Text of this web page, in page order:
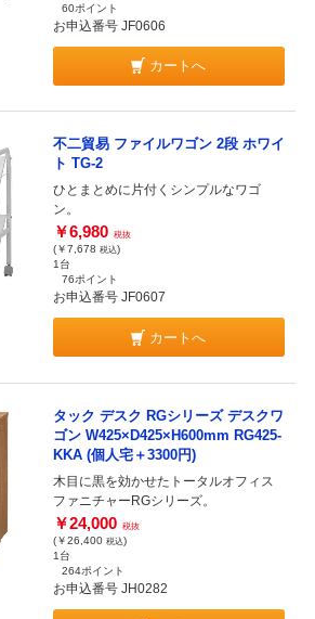
60ポイント
お申込番号 JF0606
カートへ
不二貿易 ファイルワゴン 2段 ホワイ
ト TG-2
ひとまとめに片付くシンプルなワゴ
ン。
￥6,980 税抜
(￥7,678 税込)
1台
76ポイント
お申込番号 JF0607
カートへ
タック デスク RGシリーズ デスクワ
ゴン W425×D425×H600mm RG425-
KKA (個人宅＋3300円)
木目に黒を効かせたトータルオフィス
ファニチャーRGシリーズ。
￥24,000 税抜
(￥26,400 税込)
1台
264ポイント
お申込番号 JH0282